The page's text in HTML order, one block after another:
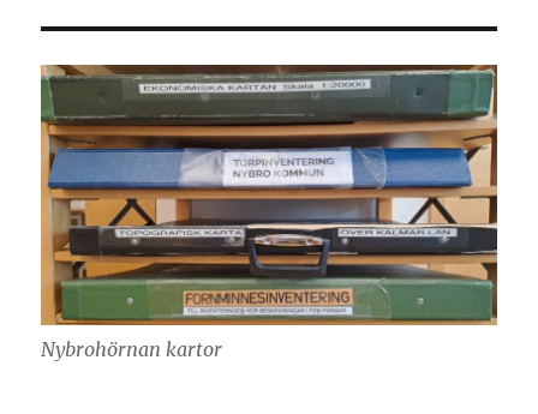
Nybrohörnan kartor